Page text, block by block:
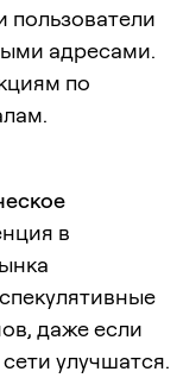
пользователи
адресами.
по
в
даже если
улучшатся.